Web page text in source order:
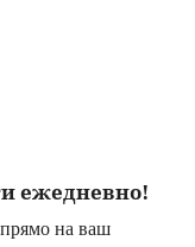
ежедневно!
на ваш